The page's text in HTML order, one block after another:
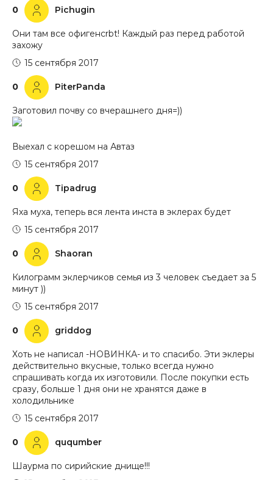
0 Pichugin
Они там все офигенcrbt! Каждый раз перед работой
захожу
0 PiterPanda
15 сентября 2017
Заготовил почву со вчерашнего дня=))
Выехал с корешом на Автаз
0 Tipadrug
15 сентября 2017
Яха муха, теперь вся лента инста в эклерах будет
0 Shaoran
15 сентября 2017
Килограмм эклерчиков семья из 3 человек съедает за 5
минут ))
0 griddog
15 сентября 2017
Хоть не написал -НОВИНКА- и то спасибо. Эти эклеры
действительно вкусные, только всегда нужно
спрашивать когда их изготовили. После покупки есть
сразу, больше 1 дня они не хранятся даже в
холодильнике
0 ququmber
15 сентября 2017
Шаурма по сирийские днище!!!